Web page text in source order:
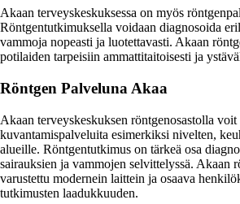
Akaan terveyskeskuksessa on myös
Röntgentutkimuksella voidaan diagnosoida
vammoja nopeasti ja luotettavasti. Akaan
potilaiden tarpeisiin ammattitaitoisesti ja
Röntgen Palveluna Akaa
Akaan terveyskeskuksen röntgenosastolla voit
kuvantamispalveluita esimerkiksi nivelten,
alueille. Röntgentutkimus on tärkeä osa
sairauksien ja vammojen selvittelyssä. Akaan
varustettu modernein laittein ja osaava
tutkimusten laadukkuuden.